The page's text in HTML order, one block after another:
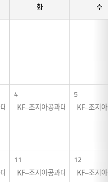
화 수
싱 그라운드>
학교 협력전시 <크로싱 그라운드>
4
KF–조지아공과대학교 협력전
5
KF–조지
싱 그라운드>
학교 협력전시 <크로싱 그라운드>
11
KF–조지아공과대학교 협력전
12
KF–조지